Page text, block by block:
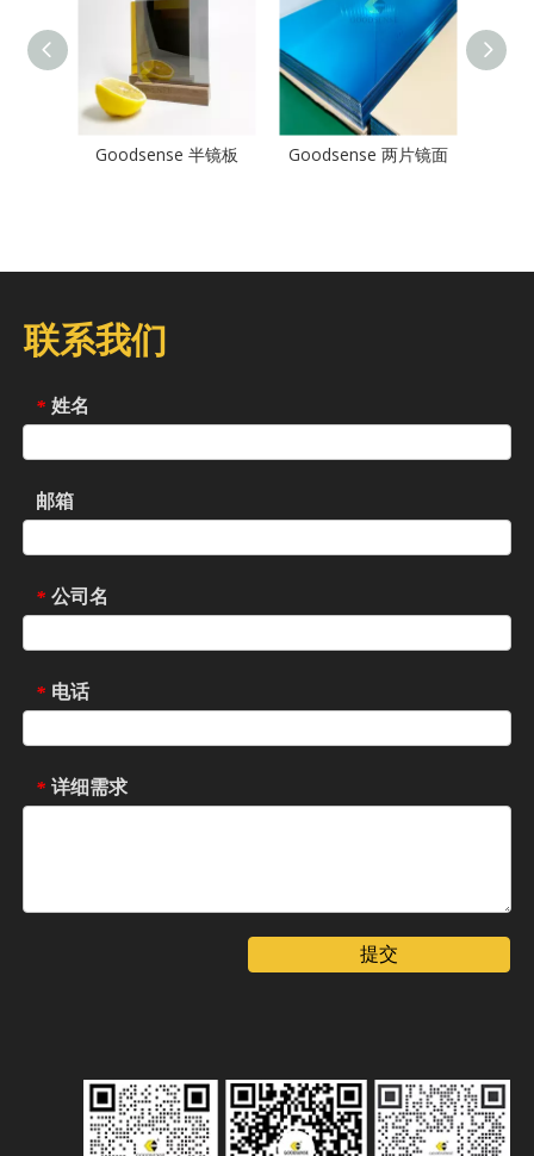
Goodsense 半镜板 Goodsense 两片镜面
联系我们
* 姓名
邮箱
* 公司名
* 电话
* 详细需求
提交